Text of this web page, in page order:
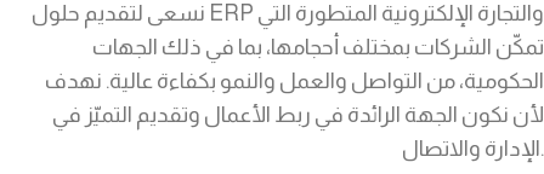
نسعى لتقديم حلول ERP والتجارة الإلكترونية المتطورة التي
تمكّن الشركات بمختلف أحجامها، بما في ذلك الجهات
الحكومية، من التواصل والعمل والنمو بكفاءة عالية. نهدف
لأن نكون الجهة الرائدة في ربط الأعمال وتقديم التميّز في
الإدارة والاتصال.